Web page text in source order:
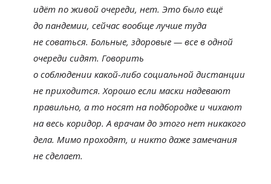
идёт по живой очереди, нет. Это было ещё
до пандемии, сейчас вообще лучше туда
не соваться. Больные, здоровые — все в одной
очереди сидят. Говорить
о соблюдении какой-либо социальной дистанции
не приходится. Хорошо если маски надевают
правильно, а то носят на подбородке и чихают
на весь коридор. А врачам до этого нет никакого
дела. Мимо проходят, и никто даже замечания
не сделает.